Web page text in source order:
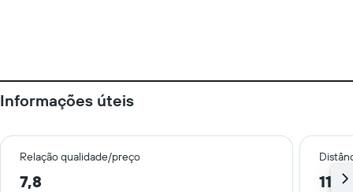
Informações úteis
Relação qualidade/preço
7,8 11,0